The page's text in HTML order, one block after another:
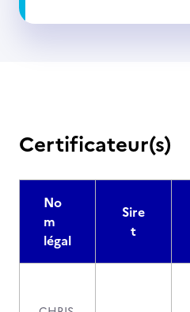
Certificateur(s)
No
m
légal
Sire
t